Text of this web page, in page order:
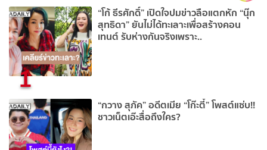
1
“โก้ ธีรศักดิ์” เปิดใจปมข่าวลือแตกหัก “นุ๊ก
สุทธิดา” ยันไม่ได้ทะเลาะเพื่อสร้างคอน
เทนต์ รับห่างกันจริงเพราะ..
“กวาง สุภัค” อดีตเมีย “โก๊ะตี๋” โพสต์แซ่บ!!
ชาวเน็ตเอ๊ะสื่อถึงใคร?